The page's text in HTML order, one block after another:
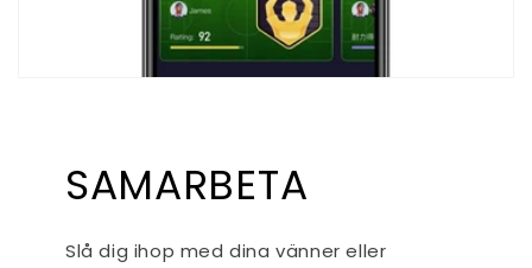
SAMARBETA
Slå dig ihop med dina vänner eller